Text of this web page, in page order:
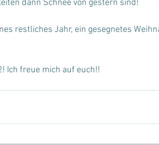
dann Schnee von gestern sind!
restliches Jahr, ein gesegnetes
Ich freue mich auf euch!!